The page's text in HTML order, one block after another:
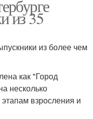
из 35
из более чем
как "Город
несколько
взросления и